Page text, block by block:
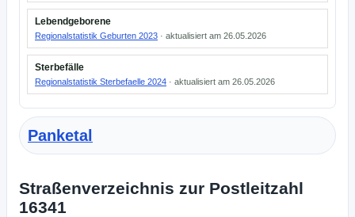
Lebendgeborene
Regionalstatistik Geburten 2023 · aktualisiert am 26.05.2026
Sterbefälle
Regionalstatistik Sterbefaelle 2024 · aktualisiert am 26.05.2026
Panketal
Straßenverzeichnis zur Postleitzahl
16341